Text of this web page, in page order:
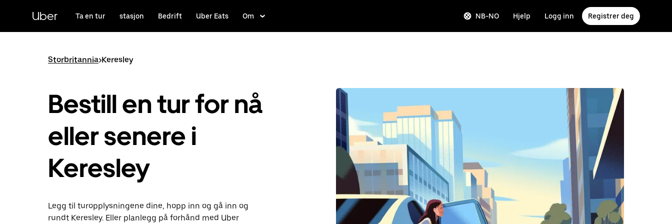
hovedinnholdet
Uber Ta en tur stasjon Bedrift Uber Eats Om NB-NO Hjelp Logg inn Registrer deg
Storbritannia>Keresley
Bestill en tur for nå
eller senere i
Keresley
Legg til turopplysningene dine, hopp inn og gå inn og
rundt Keresley. Eller planlegg på forhånd med Uber